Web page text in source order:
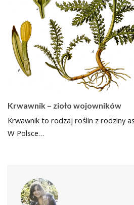
Krwawnik – zioło wojowników
Krwawnik to rodzaj roślin z rodziny
W Polsce…